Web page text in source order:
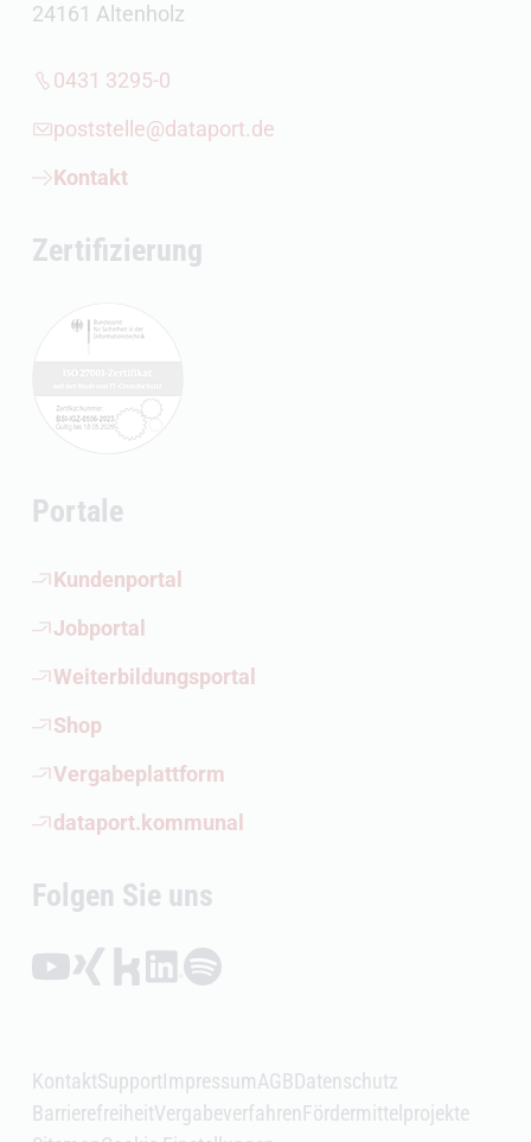
24161 Altenholz
0431 3295-0
poststelle@dataport.de
Kontakt
Zertifizierung
Portale
Kundenportal
(Öffnet externen Link)
Jobportal
(Öffnet externen Link)
Weiterbildungsportal
(Öffnet externen Link)
Shop
(Öffnet externen Link)
Vergabeplattform
(Öffnet externen Link)
dataport.kommunal
(Öffnet externen Link)
Folgen Sie uns
Folgen auf YouTube (Öffnet externen Link)
Folgen auf Xing (Öffnet externen Link)
Folgen auf Kununu (Öffnet externen Link)
Folgen auf LinkedIn (Öffnet externen Link)
Folgen auf Spotify (Öffnet externen Link)
KontaktSupportImpressumAGBDatenschutz
BarrierefreiheitVergabeverfahrenFördermittelprojekte